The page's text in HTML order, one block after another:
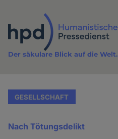
Inhalt
Der säkulare Blick auf die Welt.
GESELLSCHAFT
Nach Tötungsdelikt